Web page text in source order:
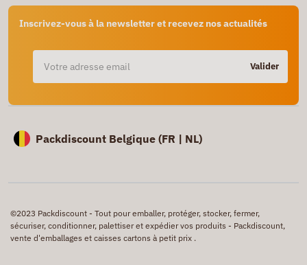
Inscrivez-vous à la newsletter et recevez nos actualités
Valider
Packdiscount Belgique (FR | NL)
©2023 Packdiscount - Tout pour emballer, protéger, stocker, fermer,
sécuriser, conditionner, palettiser et expédier vos produits - Packdiscount,
vente d'emballages et caisses cartons à petit prix .